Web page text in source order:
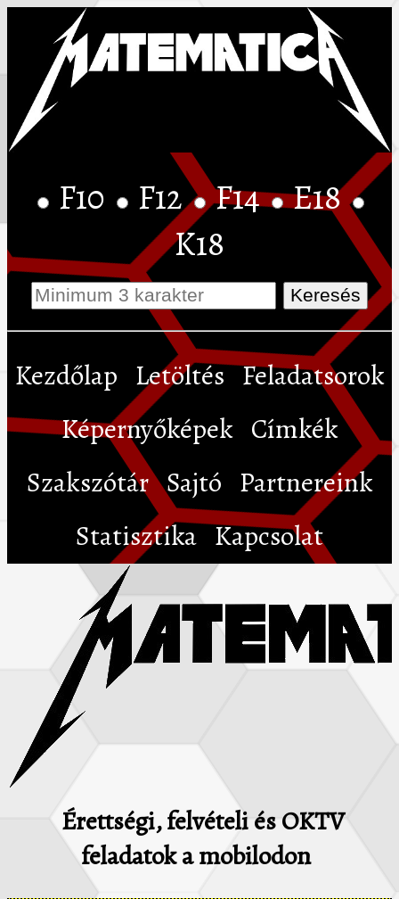
F10 F12 F14 E18
K18
Kezdőlap Letöltés Feladatsorok
Képernyőképek Címkék
Szakszótár Sajtó Partnereink
Statisztika Kapcsolat
Érettségi, felvételi és OKTV
feladatok a mobilodon